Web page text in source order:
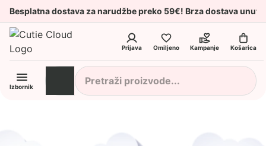
Besplatna dostava za narudžbe preko 59€! Brza dostava
Prijava Omiljeno Kampanje Košarica
Izbornik